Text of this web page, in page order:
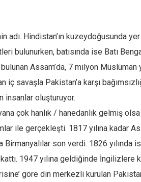
adı. Hindistan’ın kuzeydoğusunda yer
bulunurken, batısında ise Batı
Assam’da, 7 milyon Müslüman
iç savaşla Pakistan’a karşı
insanlar oluşturuyor.
çok hanlık / hanedanlık gelmiş olsa
ile gerçekleşti. 1817 yılına kadar
Birmanyalılar son verdi. 1826 yılında
1947 yılına geldiğinde İngilizlere
göre din merkezli kurulan